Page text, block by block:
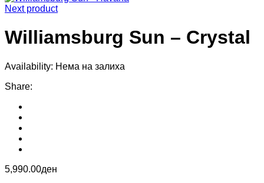
Next product
Williamsburg Sun – Crystal
Availability: Нема на залиха
Share:
5,990.00ден